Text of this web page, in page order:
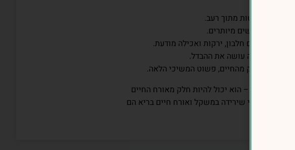
מהחלטות מתוך רעב.
עם חלבון, ירקות ואכילה מודעת.
הליכה קצרה עושה את ההבדל.
– זה חלק מהחיים, פשוט המשיכי הלאה.
השמנה” – הוא יכול להיות חלק מאורח החיים
יחד, תראי שירידה במשקל ואורח חיים בריא הם